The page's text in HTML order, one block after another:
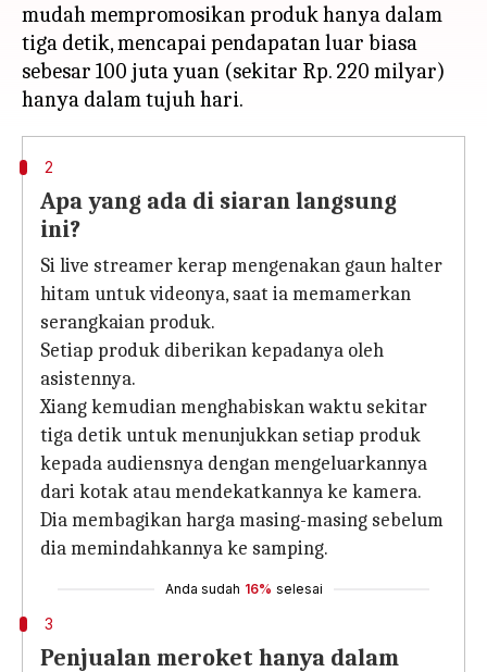
mudah mempromosikan produk hanya dalam
tiga detik, mencapai pendapatan luar biasa
sebesar 100 juta yuan (sekitar Rp. 220 milyar)
2
Apa yang ada di siaran langsung
ini?
Si live streamer kerap mengenakan gaun halter
hitam untuk videonya, saat ia memamerkan
serangkaian produk.
Setiap produk diberikan kepadanya oleh
asistennya.
Xiang kemudian menghabiskan waktu sekitar
tiga detik untuk menunjukkan setiap produk
kepada audiensnya dengan mengeluarkannya
dari kotak atau mendekatkannya ke kamera.
Dia membagikan harga masing-masing sebelum
dia memindahkannya ke samping.
Anda sudah 16% selesai
3
Penjualan meroket hanya dalam